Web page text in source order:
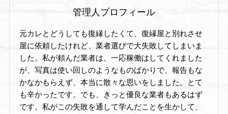
管理人プロフィール
元カレとどうしても復縁したくて、復縁屋と別れさせ
屋に依頼したけれど、業者選びで大失敗してしまいま
した。私が頼んだ業者は、一応稼働はしてくれました
が、写真は使い回しのようなものばかりで、報告もな
かなかもらえず、本当に散々な思いをしました。とて
も辛かったです。でも、きっと優良な業者もあるはず
です。私がこの失敗を通して学んだことを生かして、